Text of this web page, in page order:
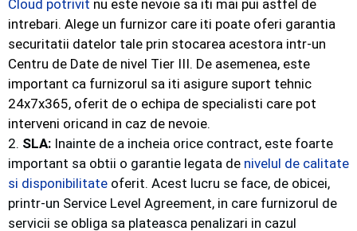
Cloud potrivit nu este nevoie sa iti mai pui astfel de
intrebari. Alege un furnizor care iti poate oferi garantia
securitatii datelor tale prin stocarea acestora intr-un
Centru de Date de nivel Tier III. De asemenea, este
important ca furnizorul sa iti asigure suport tehnic
24x7x365, oferit de o echipa de specialisti care pot
interveni oricand in caz de nevoie.
2. SLA: Inainte de a incheia orice contract, este foarte
important sa obtii o garantie legata de nivelul de calitate
si disponibilitate oferit. Acest lucru se face, de obicei,
printr-un Service Level Agreement, in care furnizorul de
servicii se obliga sa plateasca penalizari in cazul